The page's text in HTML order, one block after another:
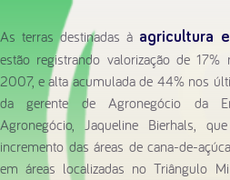
As terras destinadas à agricultura e
estão registrando valorização de
2007, e alta acumulada de 44% nos
da gerente de Agronegócio da
Agronegócio, Jaqueline Bierhals,
incremento das áreas de cana-de-
em áreas localizadas no Triângulo